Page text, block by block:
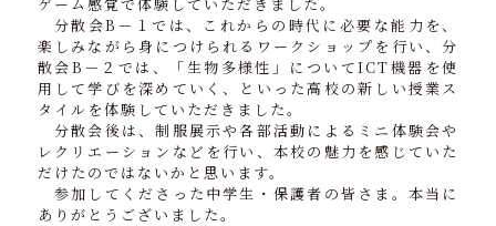
分散会B－１では、これからの時代に必要な能力を、
楽しみながら身につけられるワークショップを行い、分
散会B－２では、「生物多様性」についてICT機器を使
用して学びを深めていく、といった高校の新しい授業ス
タイルを体験していただきました。
分散会後は、制服展示や各部活動によるミニ体験会や
レクリエーションなどを行い、本校の魅力を感じていた
だけたのではないかと思います。
参加してくださった中学生・保護者の皆さま。本当に
ありがとうございました。